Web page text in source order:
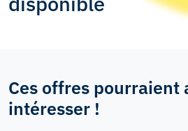
Ces offres pourraient
intéresser !